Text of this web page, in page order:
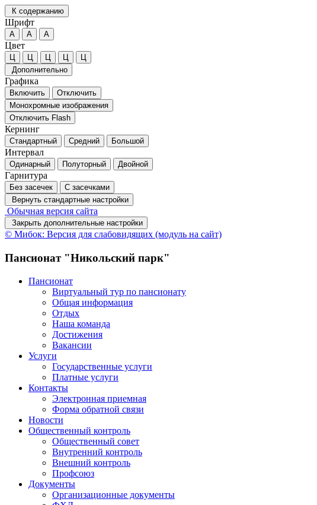
К содержанию
Шрифт
А А А
Цвет
Ц Ц Ц Ц
Ц
Дополнительно
Графика
Включить
Отключить
Монохромные изображения
Отключить Flash
Кернинг
Стандартный Средний Большой
Интервал
Одинарный Полуторный Двойной
Гарнитура
Без засечек
С засечками
Вернуть стандартные настройки
Обычная версия сайта
Закрыть дополнительные настройки
© Мибок: Версия для слабовидящих (модуль на сайт)
Пансионат "Никольский парк"
Пансионат
Виртуальный тур по пансионату
Общая информация
Отдых
Наша команда
Достижения
Вакансии
Услуги
Государственные услуги
Платные услуги
Контакты
Электронная приемная
Форма обратной связи
Новости
Общественный контроль
Общественный совет
Внутренний контроль
Внешний контроль
Профсоюз
Документы
Организационные документы